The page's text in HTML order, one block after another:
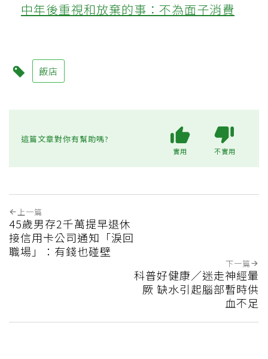
中年後重視和放棄的事：不為面子消費
飯店
這篇文章對你有幫助嗎?
實用 不實用
上一篇
45歲男存2千萬提早退休
接信用卡公司通知「淚回
職場」：有錢也碰壁
下一篇
科普好健康／迷走神經暈
厥 缺水引起腦部暫時供
血不足